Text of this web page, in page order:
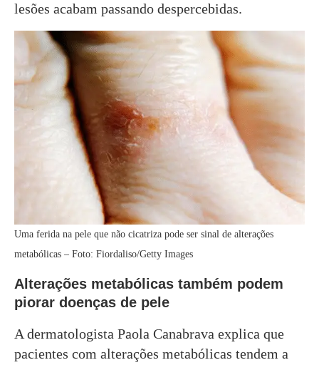
lesões acabam passando despercebidas.
Uma ferida na pele que não cicatriza pode ser sinal de alterações
metabólicas – Foto: Fiordaliso/Getty Images
Alterações metabólicas também podem
piorar doenças de pele
A dermatologista Paola Canabrava explica que
pacientes com alterações metabólicas tendem a